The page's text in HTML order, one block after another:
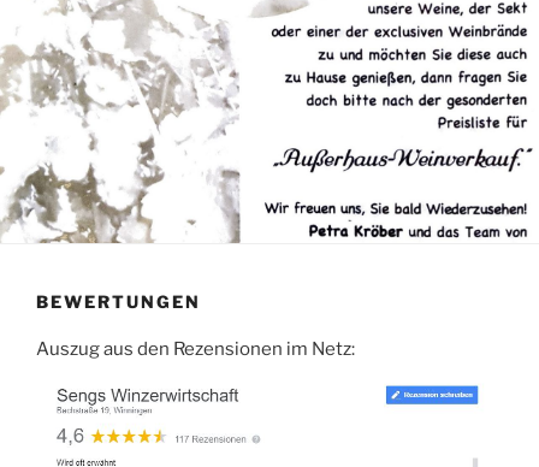
BEWERTUNGEN
Auszug aus den Rezensionen im Netz: